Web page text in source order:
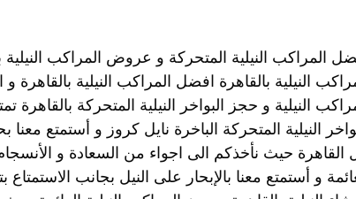
المراكب النيلية المتحركة و عروض المراكب
النيلية بالقاهرة افضل المراكب النيلية بالقاهرة
النيلية و حجز البواخر النيلية المتحركة
النيلية المتحركة الباخرة نايل كروز و أستمتع
القاهرة حيث نأخذكم الى اجواء من السعادة و
و أستمتع معنا بالإبحار على النيل بجانب